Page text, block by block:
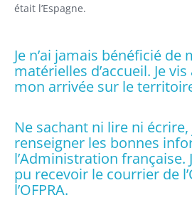
était l’Espagne.
Je n’ai jamais bénéficié de
matérielles d’accueil. Je
mon arrivée sur le
Ne sachant ni lire ni écrire,
renseigner les bonnes
l’Administration française.
pu recevoir le courrier de
l’OFPRA.